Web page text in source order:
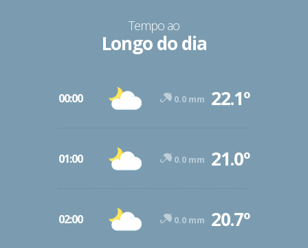
Tempo ao
Longo do dia
00:00 0.0 mm 22.1º
01:00 0.0 mm 21.0º
02:00 0.0 mm 20.7º